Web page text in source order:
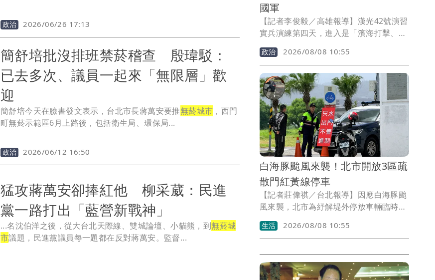
政治 2026/06/26 17:13
簡舒培批沒排班禁菸稽查 殷瑋駁：
已去多次、議員一起來「無限層」歡
迎
簡舒培今天在臉書發文表示，台北市長蔣萬安要推無菸城市 ，西門
町無菸示範區6月上路後，包括衛生局、環保局...
政治 2026/06/12 16:50
猛攻蔣萬安卻捧紅他 柳采葳：民進
黨一路打出「藍營新戰神」
...名沈伯洋之後，從大台北天際線、雙城論壇、小貓熊，到無菸城
市議題，民進黨議員每一題都在反對蔣萬安。監督...
國軍
【記者李俊毅／高雄報導】漢光42號演習
實兵演練第四天，進入是「濱海打擊、近
岸防禦」階段演練，總統賴清德赴左營基
地出席見證，並登上光六飛彈快艇64艇駕
駛臺進行廣播，透過廣播鼓舞國軍官兵，
「面對外來的威脅和挑戰，政府持續努力
提升國防力量，給國軍和海巡同仁最大的
支持，也期勉各位在演習中，積極應對，
強化協同默契，才能因應各種狀況，以堅
實戰力守護國家主權與人民安全。祝各位
任務圓滿成功，大家辛苦了」。
政治 2026/08/08 10:55
白海豚颱風來襲！北市開放3區疏
散門紅黃線停車
【記者莊偉祺／台北報導】因應白海豚颱
風來襲，北市為紓解堤外停放車輛臨時停
車需求，即刻起開放疏散門周邊區域8公
尺以上道路紅黃線（附條件）停車，包含
士林、萬華、大同區範圍一次看。
生活 2026/08/08 10:55